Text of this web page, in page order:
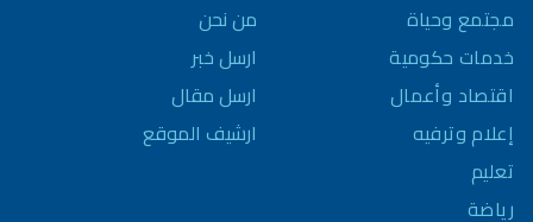
مجتمع وحياة
خدمات حكومية
اقتصاد وأعمال
إعلام وترفيه
تعليم
رياضة
من نحن
ارسل خبر
ارسل مقال
ارشيف الموقع